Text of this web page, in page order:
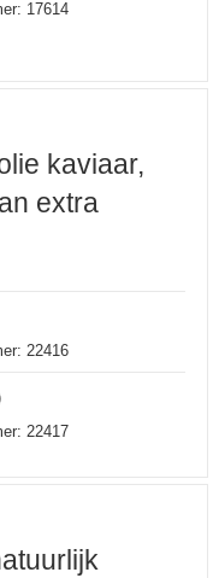
17614
kaviaar,
extra
22416
22417